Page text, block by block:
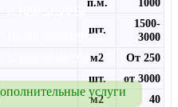
Дезинфекция от
услуги
п.м. 1000
шт.
1500-
3000
м2
От 250
шт.
от 3000
м2
40